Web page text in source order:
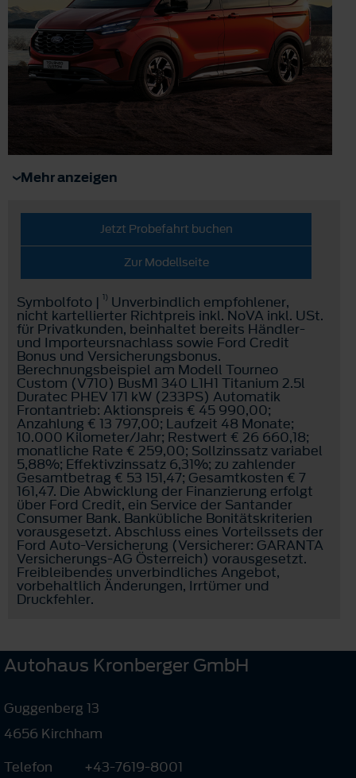
Mehr anzeigen
Jetzt Probefahrt buchen
Zur Modellseite
Symbolfoto | 1) Unverbindlich empfohlener,
nicht kartellierter Richtpreis inkl. NoVA inkl. USt.
für Privatkunden, beinhaltet bereits Händler-
und Importeursnachlass sowie Ford Credit
Bonus und Versicherungsbonus.
Berechnungsbeispiel am Modell Tourneo
Custom (V710) BusM1 340 L1H1 Titanium 2.5l
Duratec PHEV 171 kW (233PS) Automatik
Frontantrieb: Aktionspreis € 45 990,00;
Anzahlung € 13 797,00; Laufzeit 48 Monate;
10.000 Kilometer/Jahr; Restwert € 26 660,18;
monatliche Rate € 259,00; Sollzinssatz variabel
5,88%; Effektivzinssatz 6,31%; zu zahlender
Gesamtbetrag € 53 151,47; Gesamtkosten € 7
161,47. Die Abwicklung der Finanzierung erfolgt
über Ford Credit, ein Service der Santander
Consumer Bank. Bankübliche Bonitätskriterien
vorausgesetzt. Abschluss eines Vorteilssets der
Ford Auto-Versicherung (Versicherer: GARANTA
Versicherungs-AG Österreich) vorausgesetzt.
Freibleibendes unverbindliches Angebot,
vorbehaltlich Änderungen, Irrtümer und
Druckfehler.
Autohaus Kronberger GmbH
Guggenberg 13
4656 Kirchham
Telefon
+43-7619-8001